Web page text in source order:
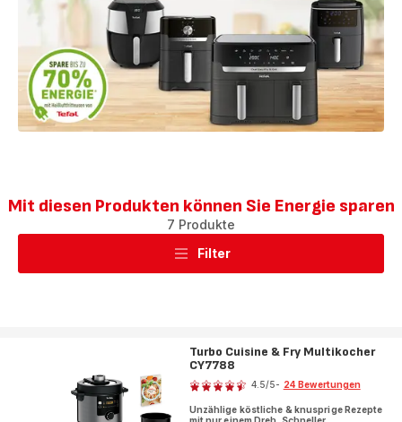
Mit diesen Produkten können Sie Energie sparen
7 Produkte
Filter
Turbo Cuisine & Fry Multikocher
CY7788
Bewertung
4.5/5- 24 Bewertungen
Unzählige köstliche & knusprige Rezepte